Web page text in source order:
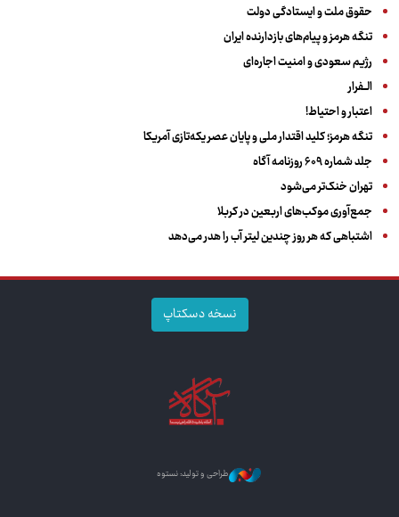
حقوق ملت و ایستادگی دولت
تنگه هرمز و پیام‌های بازدارنده ایران
رژیم سعودی و امنیت اجاره‌ای
الــفرار
اعتبار و احتیاط!
تنگه هرمز؛ کلید اقتدار ملی و پایان عصر یکه‌تازی آمریکا
جلد شماره ۶۰۹ روزنامه آگاه
تهران خنک‌تر می‌شود
جمع‌آوری موکب‌های اربعین در کربلا
اشتباهی که هر روز چندین لیتر آب را هدر می‌دهد
نسخه دسکتاپ
طراحی و تولید: نستوه